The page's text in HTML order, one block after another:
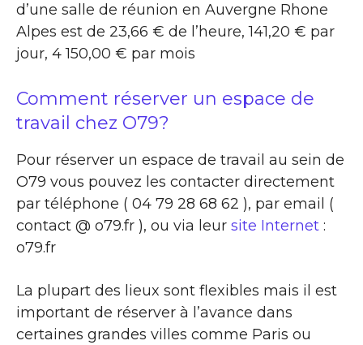
d’une salle de réunion en Auvergne Rhone
Alpes est de 23,66 € de l’heure, 141,20 € par
jour, 4 150,00 € par mois
Comment réserver un espace de
travail chez O79?
Pour réserver un espace de travail au sein de
O79 vous pouvez les contacter directement
par téléphone ( 04 79 28 68 62 ), par email (
contact @ o79.fr ), ou via leur site Internet :
o79.fr
La plupart des lieux sont flexibles mais il est
important de réserver à l’avance dans
certaines grandes villes comme Paris ou